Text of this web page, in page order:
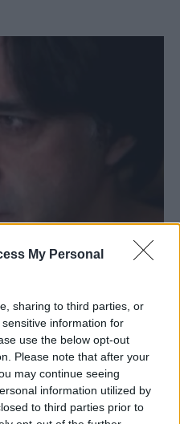
My Personal
sharing to third parties, or
information for
use the below opt-out
Please note that after your
may continue seeing
information utilized by
to third parties prior to